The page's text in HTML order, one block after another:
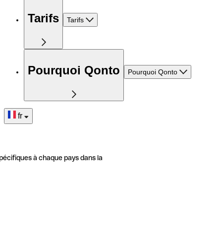
Tarifs Tarifs
Pourquoi Qonto Pourquoi Qonto
fr
à chaque pays dans la